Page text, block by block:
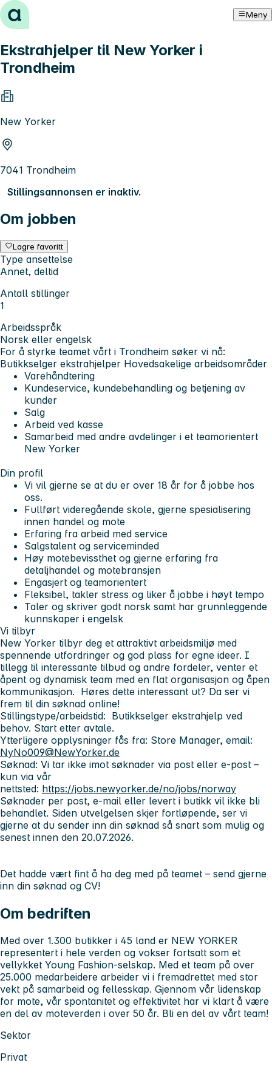
Hopp til innhold Meny
Ekstrahjelper til New Yorker i
Trondheim
New Yorker
7041 Trondheim
Stillingsannonsen er inaktiv.
Om jobben
Lagre favoritt
Type ansettelse
Annet, deltid
Antall stillinger
1
Arbeidsspråk
Norsk eller engelsk
For å styrke teamet vårt i Trondheim søker vi nå:
Butikkselger ekstrahjelper Hovedsakelige arbeidsområder
Varehåndtering
Kundeservice, kundebehandling og betjening av
kunder
Salg
Arbeid ved kasse
Samarbeid med andre avdelinger i et teamorientert
New Yorker
Din profil
Vi vil gjerne se at du er over 18 år for å jobbe hos
oss.
Fullført videregående skole, gjerne spesialisering
innen handel og mote
Erfaring fra arbeid med service
Salgstalent og serviceminded
Høy motebevissthet og gjerne erfaring fra
detaljhandel og motebransjen
Engasjert og teamorientert
Fleksibel, takler stress og liker å jobbe i høyt tempo
Taler og skriver godt norsk samt har grunnleggende
kunnskaper i engelsk
Vi tilbyr
New Yorker tilbyr deg et attraktivt arbeidsmiljø med
spennende utfordringer og god plass for egne ideer. I
tillegg til interessante tilbud og andre fordeler, venter et
åpent og dynamisk team med en flat organisasjon og åpen
kommunikasjon. Høres dette interessant ut? Da ser vi
frem til din søknad online!
Stillingstype/arbeidstid: Butikkselger ekstrahjelp ved
behov. Start etter avtale.
Ytterligere opplysninger fås fra: Store Manager, email:
NyNo009@NewYorker.de
Søknad: Vi tar ikke imot søknader via post eller e-post –
kun via vår
nettsted: https://jobs.newyorker.de/no/jobs/norway
Søknader per post, e-mail eller levert i butikk vil ikke bli
behandlet. Siden utvelgelsen skjer fortløpende, ser vi
gjerne at du sender inn din søknad så snart som mulig og
senest innen den 20.07.2026.
Det hadde vært fint å ha deg med på teamet – send gjerne
inn din søknad og CV!
Om bedriften
Med over 1.300 butikker i 45 land er NEW YORKER
representert i hele verden og vokser fortsatt som et
vellykket Young Fashion-selskap. Med et team på over
25.000 medarbeidere arbeider vi i fremadrettet med stor
vekt på samarbeid og fellesskap. Gjennom vår lidenskap
for mote, vår spontanitet og effektivitet har vi klart å være
en del av moteverden i over 50 år. Bli en del av vårt team!
Sektor
Privat